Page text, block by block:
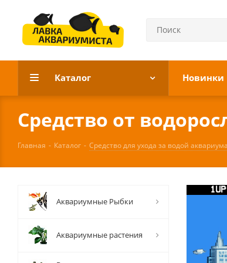
Каталог Новинки
Средство от
Главная - Каталог - Средство для ухода за водой аквариума
Аквариумные Рыбки
Аквариумные растения